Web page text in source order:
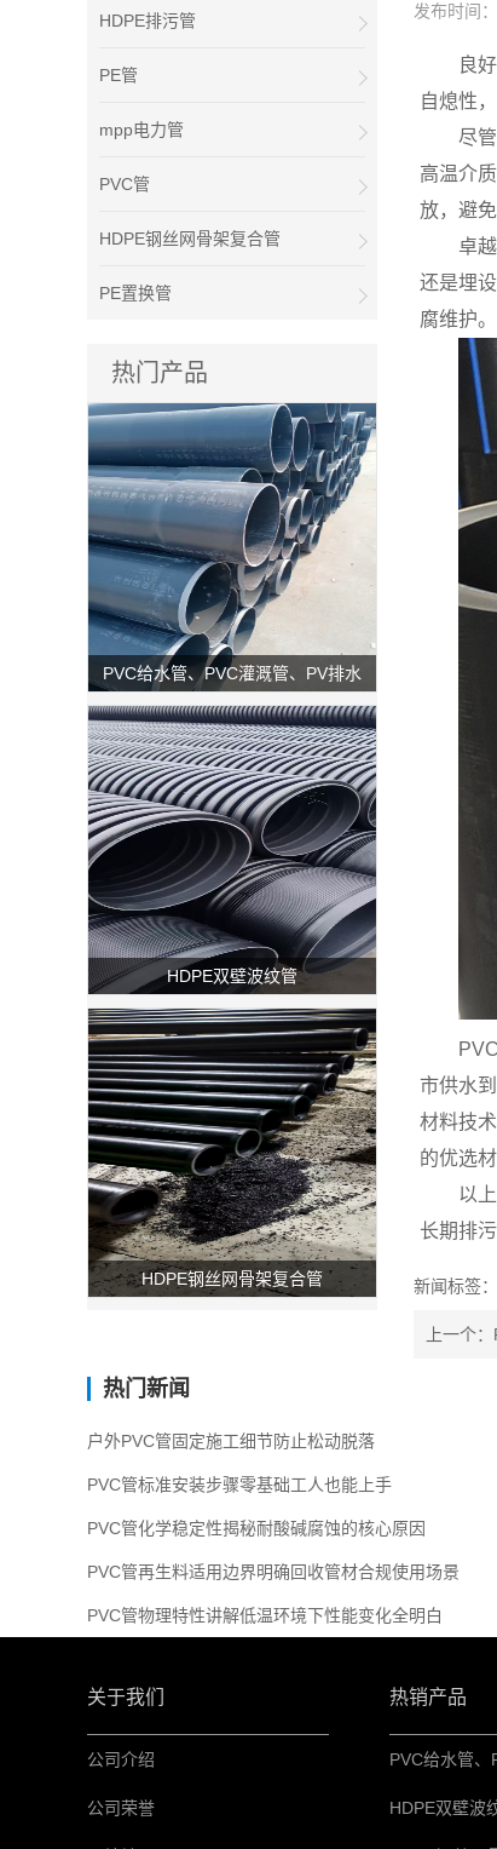
HDPE排污管
PE管
mpp电力管
PVC管
HDPE钢丝网骨架复合管
PE置换管
热门产品
PVC给水管、PVC灌溉管、PV排水
管
HDPE双壁波纹管
HDPE钢丝网骨架复合管
发布时间
良
自熄性
尽
高温介
放，避
卓
还是埋
腐维护。
市供水
材料技
的优选
以
长期排
新闻标签：
上一个
热门新闻
户外PVC管固定施工细节防止松动脱落
PVC管标准安装步骤零基础工人也能上手
PVC管化学稳定性揭秘耐酸碱腐蚀的核心原因
PVC管再生料适用边界明确回收管材合规使用场景
PVC管物理特性讲解低温环境下性能变化全明白
关于我们
公司介绍
公司荣誉
热销产品
HDPE双壁波